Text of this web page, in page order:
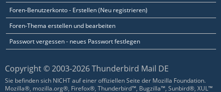
Foren-Benutzerkonto - Erstellen (Neu registrieren)
Foren-Thema erstellen und bearbeiten
Passwort vergessen - neues Passwort festlegen
Copyright © 2003-2026 Thunderbird Mail DE
Sie befinden sich NICHT auf einer offiziellen Seite der Mozilla Foundation.
Mozilla®, mozilla.org®, Firefox®, Thunderbird™, Bugzilla™, Sunbird®, XUL™